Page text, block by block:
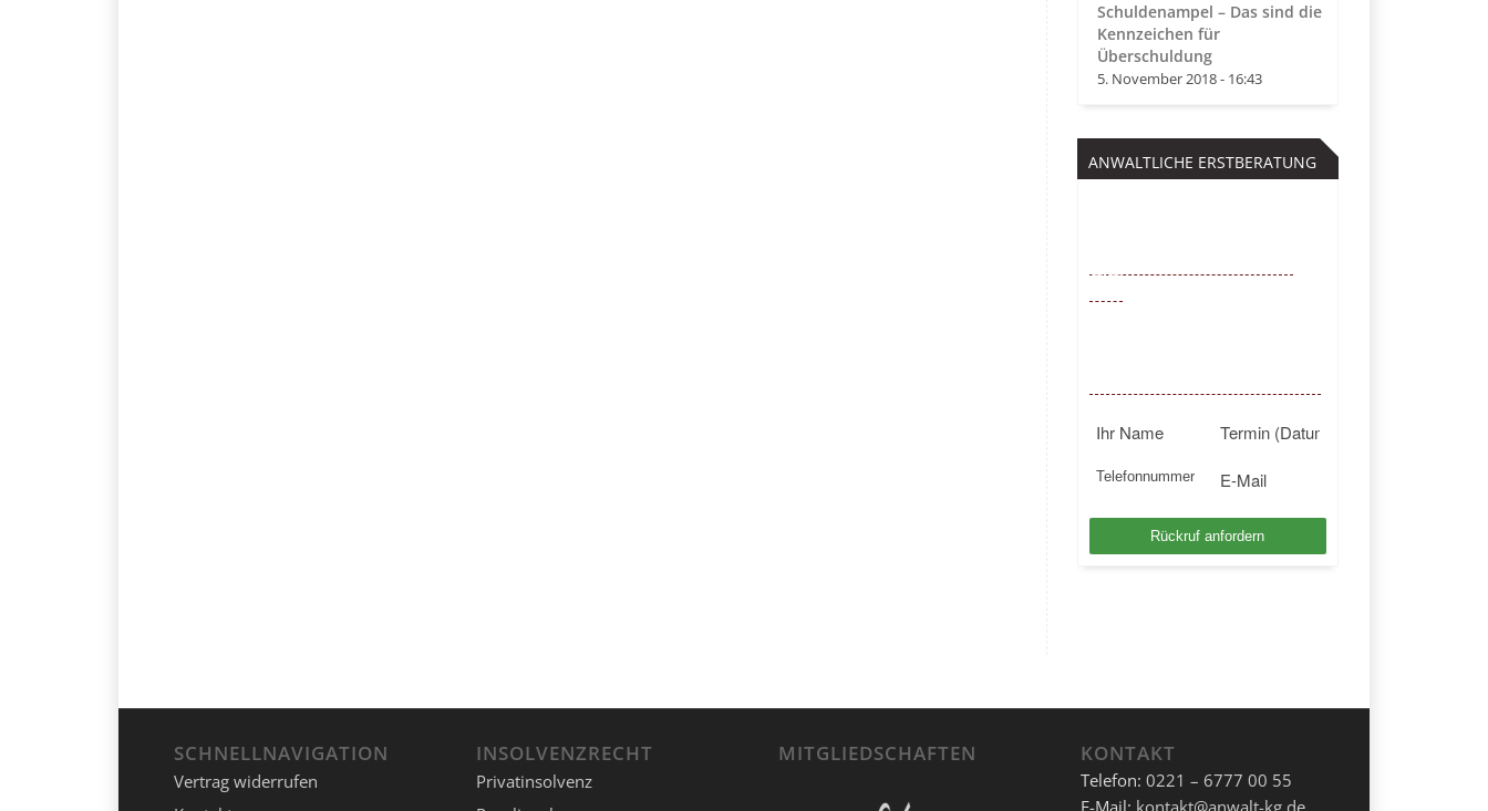
Schuldenampel – Das sind die
Kennzeichen für
Überschuldung
5. November 2018 - 16:43
ANWALTLICHE ERSTBERATUNG
55
SCHNELLNAVIGATION
Vertrag widerrufen
INSOLVENZRECHT
Privatinsolvenz
MITGLIEDSCHAFTEN KONTAKT
Telefon: 0221 – 6777 00 55
E-Mail: kontakt@anwalt-kg.de